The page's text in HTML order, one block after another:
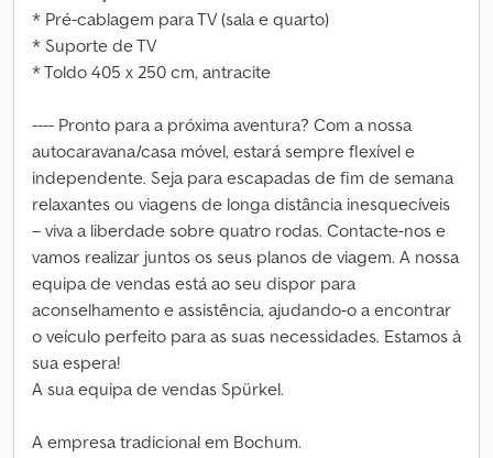
* Pré-cablagem para TV (sala e quarto)
* Suporte de TV
* Toldo 405 x 250 cm, antracite
---- Pronto para a próxima aventura? Com a nossa
autocaravana/casa móvel, estará sempre flexível e
independente. Seja para escapadas de fim de semana
relaxantes ou viagens de longa distância inesquecíveis
– viva a liberdade sobre quatro rodas. Contacte-nos e
vamos realizar juntos os seus planos de viagem. A nossa
equipa de vendas está ao seu dispor para
aconselhamento e assistência, ajudando-o a encontrar
o veículo perfeito para as suas necessidades. Estamos à
sua espera!
A sua equipa de vendas Spürkel.
A empresa tradicional em Bochum.